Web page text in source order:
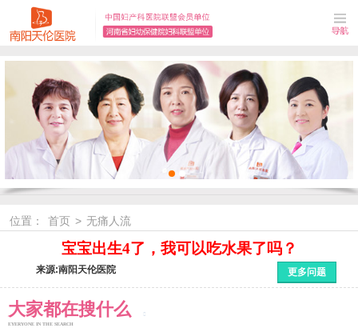
位置： 首页 > 无痛人流
宝宝出生4了，我可以吃水果了吗？
来源:南阳天伦医院 更多问题
大家都在搜什么
EYERYONE IN THE SEARCH